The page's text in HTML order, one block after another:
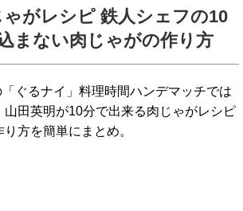
ゃがレシピ 鉄人シェフの10
まない肉じゃがの作り方
ぐるナイ」料理時間ハンデマッチでは
山田英明が10分で出来る肉じゃがレシピ
方を簡単にまとめ。